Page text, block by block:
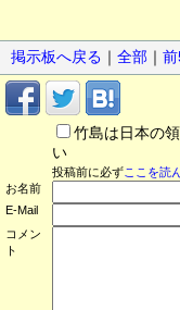
掲示板へ戻る 全部
竹島は日本の
い
投稿前に必ずここを読
お名前
E-Mail
コメン
ト